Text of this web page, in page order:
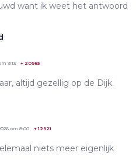
want ik weet het antwoord
9:13 + 20983
altijd gezellig op de Dijk.
om 8:00 +12921
niets meer eigenlijk